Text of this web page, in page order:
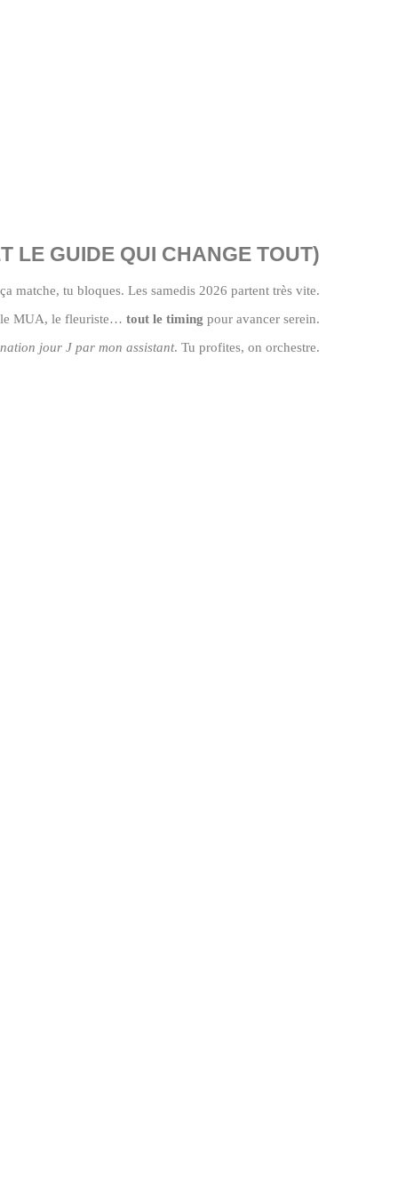
LE GUIDE QUI CHANGE TOUT)
matche, tu bloques. Les samedis 2026 partent très vite.
le MUA, le fleuriste… tout le timing pour avancer serein.
jour J par mon assistant. Tu profites, on orchestre.